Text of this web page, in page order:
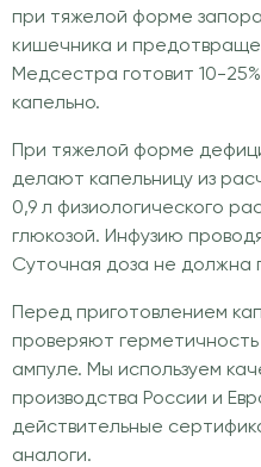
при тяжелой форме
кишечника и
Медсестра готовит 10-
капельно.
При тяжелой форме
делают капельницу из
0,9 л физиологического
глюкозой. Инфузию
Суточная доза не должна
Перед приготовлением
проверяют
ампуле. Мы используем
производства России и
действительные
аналоги.